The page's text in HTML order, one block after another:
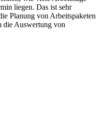
liegen. Das ist sehr
Planung von Arbeitspaketen
die Auswertung von